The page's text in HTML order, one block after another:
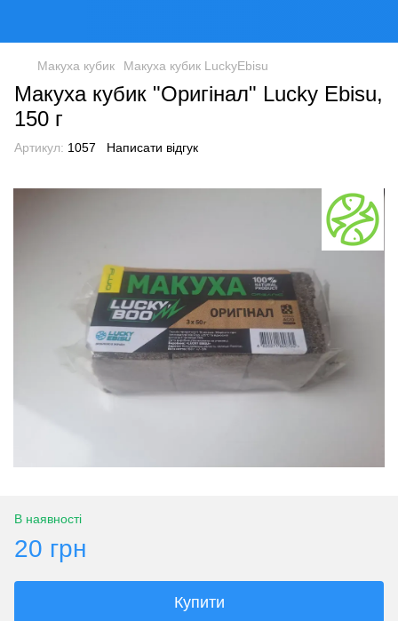
Макуха кубик Макуха кубик LuckyEbisu
Макуха кубик "Оригінал" Lucky Ebisu,
150 г
Артикул: 1057 Написати відгук
В наявності
20 грн
Купити